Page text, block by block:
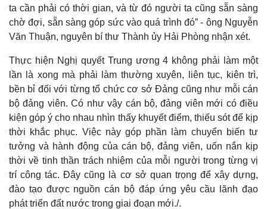
ta cần phải có thời gian, và từ đó người ta cũng sẵn sàng
chờ đợi, sẵn sàng góp sức vào quá trình đó” - ông Nguyễn
Văn Thuận, nguyên bí thư Thành ủy Hải Phòng nhận xét.
Thực hiện Nghị quyết Trung ương 4 không phải làm một
lần là xong mà phải làm thường xuyên, liên tục, kiên trì,
bền bỉ đối với từng tổ chức cơ sở Đảng cũng như mỗi cán
bộ đảng viên. Có như vậy cán bộ, đảng viên mới có điều
kiện góp ý cho nhau nhìn thấy khuyết điểm, thiếu sót để kịp
thời khắc phục. Việc này góp phần làm chuyển biến tư
tưởng và hành động của cán bộ, đảng viên, uốn nắn kịp
thời về tinh thần trách nhiệm của mỗi người trong từng vị
trí công tác. Đây cũng là cơ sở quan trọng để xây dựng,
đào tạo được nguồn cán bộ đáp ứng yêu cầu lãnh đạo
phát triển đất nước trong giai đoạn mới./.